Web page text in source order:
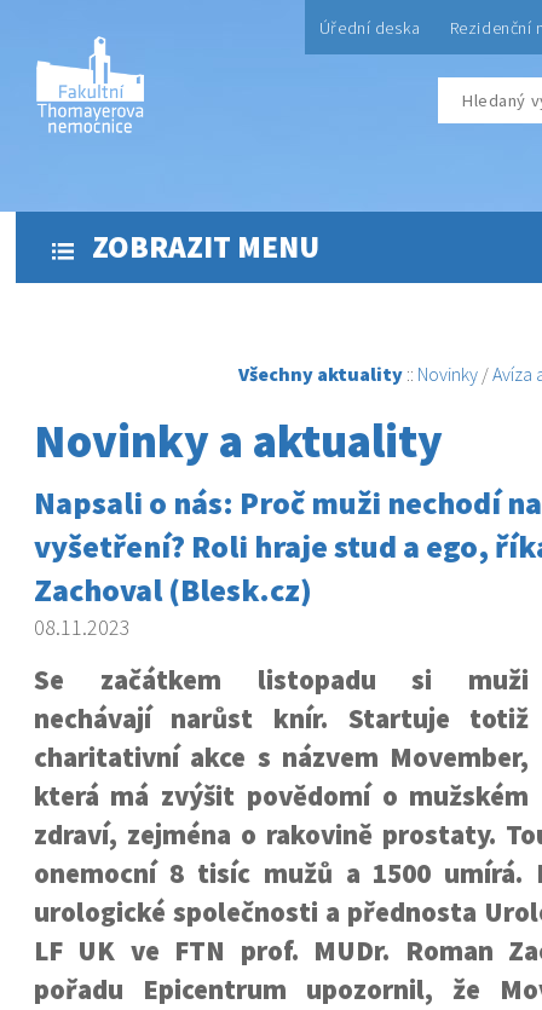
Úřední deska Rezidenční
ZOBRAZIT MENU
Všechny aktuality :: Novinky /Avíza
Novinky a aktuality
Napsali o nás: Proč muži nechodí
vyšetření? Roli hraje stud a ego,
Zachoval (Blesk.cz)
08.11.2023
Se začátkem listopadu si muži
nechávají narůst knír. Startuje totiž
charitativní akce s názvem Movember,
která má zvýšit povědomí o mužském
zdraví, zejména o rakovině prostaty.
onemocní 8 tisíc mužů a 1500 umírá.
urologické společnosti a přednosta
LF UK ve FTN prof. MUDr. Roman
pořadu Epicentrum upozornil, že